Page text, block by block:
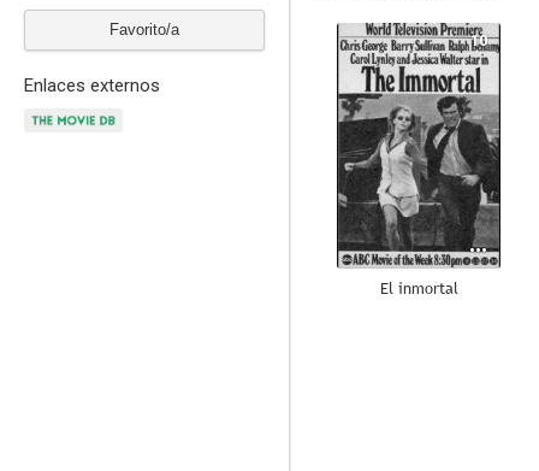
Favorito/a
Enlaces externos
10
El inmortal